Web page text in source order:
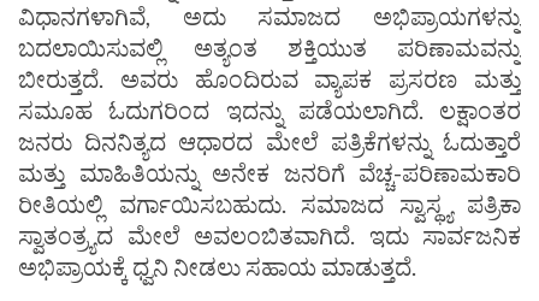
ವಿಧಾನಗಳಾಗಿವೆ, ಅದು ಸಮಾಜದ ಅಭಿಪ್ರಾಯಗಳನ್ನು
ಬದಲಾಯಿಸುವಲ್ಲಿ ಅತ್ಯಂತ ಶಕ್ತಿಯುತ ಪರಿಣಾಮವನ್ನು
ಬೀರುತ್ತದೆ. ಅವರು ಹೊಂದಿರುವ ವ್ಯಾಪಕ ಪ್ರಸರಣ ಮತ್ತು
ಸಮೂಹ ಓದುಗರಿಂದ ಇದನ್ನು ಪಡೆಯಲಾಗಿದೆ. ಲಕ್ಷಾಂತರ
ಜನರು ದಿನನಿತ್ಯದ ಆಧಾರದ ಮೇಲೆ ಪತ್ರಿಕೆಗಳನ್ನು ಓದುತ್ತಾರೆ
ಮತ್ತು ಮಾಹಿತಿಯನ್ನು ಅನೇಕ ಜನರಿಗೆ ವೆಚ್ಚ-ಪರಿಣಾಮಕಾರಿ
ರೀತಿಯಲ್ಲಿ ವರ್ಗಾಯಿಸಬಹುದು. ಸಮಾಜದ ಸ್ವಾಸ್ಥ್ಯ ಪತ್ರಿಕಾ
ಸ್ವಾತಂತ್ರ್ಯದ ಮೇಲೆ ಅವಲಂಬಿತವಾಗಿದೆ. ಇದು ಸಾರ್ವಜನಿಕ
ಅಭಿಪ್ರಾಯಕ್ಕೆ ಧ್ವನಿ ನೀಡಲು ಸಹಾಯ ಮಾಡುತ್ತದೆ.